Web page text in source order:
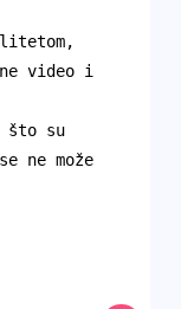
video i
što su
ne može